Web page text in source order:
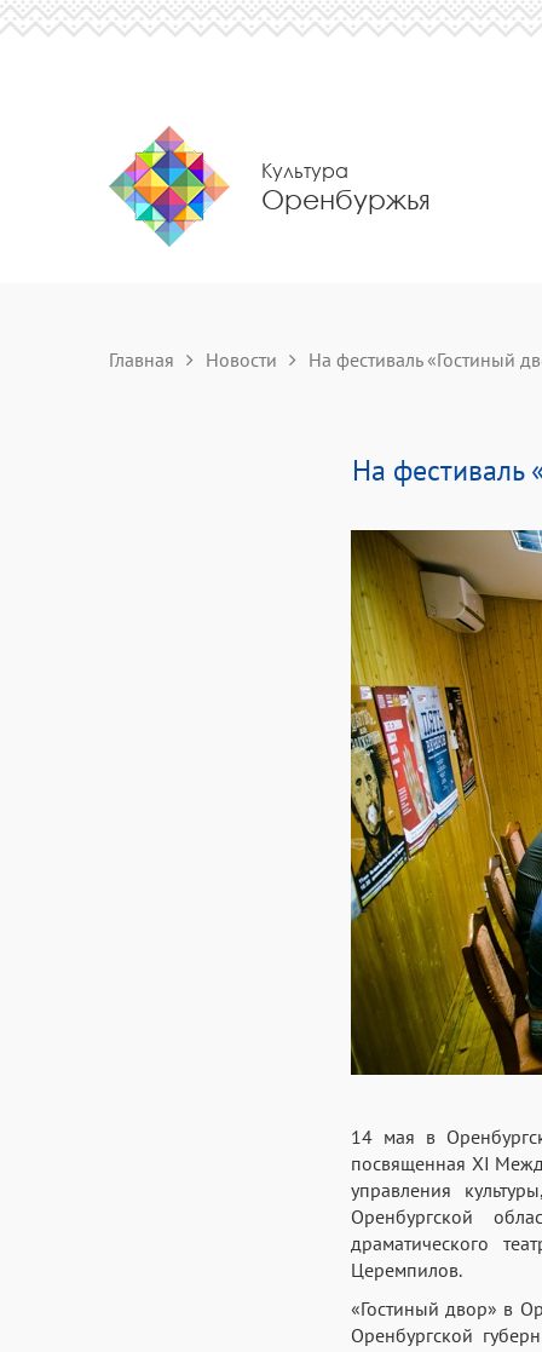
Культура
Оренбуржья
Главная Новости На фестиваль «Гостиный
На фестиваль
14 мая в
посвященная XI
управления
Оренбургской
драматического
Церемпилов.
«Гостиный двор» в
Оренбургской